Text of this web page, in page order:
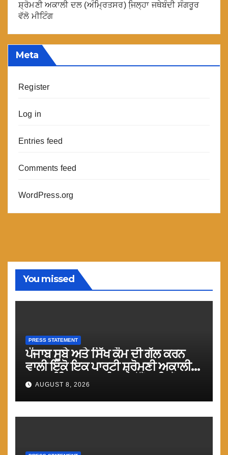
ਸ਼੍ਰੋਮਣੀ ਅਕਾਲੀ ਦਲ (ਅੰਮ੍ਰਿਤਸਰ) ਜਿ਼ਲ੍ਹਾ ਜਥੇਬੰਦੀ ਸੰਗਰੂਰ
ਵੱਲੋ ਮੀਟਿੰਗ
Meta
Register
Log in
Entries feed
Comments feed
WordPress.org
You missed
PRESS STATEMENT
ਪੰਜਾਬ ਸੂਬੇ ਅਤੇ ਸਿੱਖ ਕੌਮ ਦੀ ਗੱਲ ਕਰਨ
ਵਾਲੀ ਇਕੋ ਇਕ ਪਾਰਟੀ ਸ਼੍ਰੋਮਣੀ ਅਕਾਲੀ
ਦਲ (ਅੰਮ੍ਰਿਤਸਰ) ਨੂੰ ਹਰ ਪੱਖੋ ਸਹਿਯੋਗ
ਕੀਤਾ ਜਾਵੇ : ਮਾਨ
AUGUST 8, 2026